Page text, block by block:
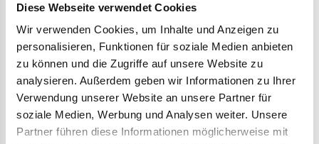
Diese Webseite verwendet Cookies
Wir verwenden Cookies, um Inhalte und Anzeigen zu
personalisieren, Funktionen für soziale Medien anbieten
zu können und die Zugriffe auf unsere Website zu
analysieren. Außerdem geben wir Informationen zu Ihrer
Verwendung unserer Website an unsere Partner für
soziale Medien, Werbung und Analysen weiter. Unsere
Partner führen diese Informationen möglicherweise mit
erhöhen seinen historischen Wert und waren die
wichtigsten Gründe für die Wahl dieses Gemäldes als
Hintergrund für das Diorama.